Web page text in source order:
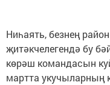
Ниһаять, безнең
җитәкчелегендә бу
көрәш командасын
мартта укучыларның